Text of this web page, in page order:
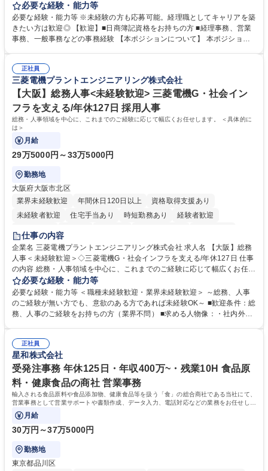
力・確認業務からスタートし、既存メンバーと一緒に業務を進めながら段
階的に経理知識を身につけていただきます。 【具体的には】 ■社内稟議に
基づく仕訳入力 ■月末の振込業務 ■明細作成 ■伝票処理、記帳業務 ■既存
メンバーの業務サポート 【将来的には】 ■月次決算補助 ■四半期・年次決
想定です。 募集職種 未経験歓迎【経理/みなとみらい】プライム上場/残業
ほぼなし/年休123日
必要な経験・能力等
必要な経験・能力等 ※未経験の方も応募可能。経理職としてキャリアを築
きたい方は歓迎◎ 【歓迎】■日商簿記資格をお持ちの方 ■経理事務、営業
事務、一般事務などの事務経験 【本ポジションについて】 本ポジション
当し、3～5年をかけて月次決算・四半期決算・開示資料作成補助などへス
テップアップできます。また、残業は通常月ほぼなく、決算月でも10時間
未満のため、無理なく経理として専門性を身につけられる環境です。 学
歴・資格 学歴：大学院 大学 高専 短大 専修学校 高校 語学力： 資格：日商
簿記検定1級 日商簿記検定2級
正社員
三菱電機プラントエンジニアリング株式会社
【大阪】総務人事<未経験歓迎> 三菱電機G・社会イン
フラを支える/年休127日 採用人事
総務・人事領域を中心に、これまでのご経験に応じて幅広くお任せします。 ＜具体的に
は＞
月給
29万5000円～33万5000円
勤務地
大阪府大阪市北区
業界未経験歓迎
年間休日120日以上
資格取得支援あり
未経験者歓迎
住宅手当あり 時短勤務あり
経験者歓迎
退職金あり
駅近5分以内
土日祝休み 服装自由 寮・社宅あり 食事補助あり
仕事の内容
企業名 三菱電機プラントエンジニアリング株式会社 求人名 【大阪】総務
人事＜未経験歓迎＞◇三菱電機G・社会インフラを支える/年休127日 仕事
の内容 総務・人事領域を中心に、これまでのご経験に応じて幅広くお任せ
します。 ＜具体的には＞ ・総務/人事労務（給与・社保・勤怠管理など）
・採用・教育研修 ・福利厚生運用 など ※基本的には事務所勤務ですが、
採用や教育等の業務内容により、関西圏以外への日帰り・宿泊を伴う国内
出張もございます。 ※担当業務を持ちつつ、お互いに助け合いながら、総
必要な経験・能力等
必要な経験・能力等 ＜職種未経験歓迎・業界未経験歓迎＞ ～総務、人事
のご経験が無い方でも、意欲のある方であれば未経験OK～ ■歓迎条件：総
務、人事のご経験をお持ちの方（業界不問） ■求める人物像：・社内外の
正社員
星和株式会社
受発注事務 年休125日・年収400万~・残業10H 食品原
料・健康食品の商社 営業事務
輸入される食品原料や食品添加物、健康食品等を扱う「食」の総合商社である当社にて、
営業事務として営業サポートや書類作成、データ入力、電話対応などの業務をお任せしま
す。
月給
30万円～37万5000円
勤務地
東京都品川区